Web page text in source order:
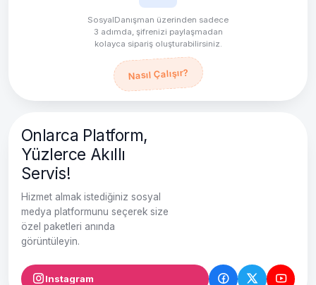
SosyalDanışman üzerinden sadece
3 adımda, şifrenizi paylaşmadan
kolayca sipariş oluşturabilirsiniz.
Nasıl Çalışır?
Onlarca Platform,
Yüzlerce Akıllı
Servis!
Hizmet almak istediğiniz sosyal
medya platformunu seçerek size
özel paketleri anında
görüntüleyin.
Instagram